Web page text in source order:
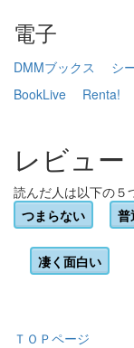
電子
DMMブックス シ
BookLive
Renta!
レビュー
読んだ人は以下の５
つまらない
普
凄く面白い
ＴＯＰページ